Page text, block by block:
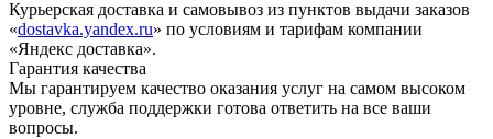
Курьерская доставка и самовывоз из пунктов выдачи заказов
«dostavka.yandex.ru» по условиям и тарифам компании
«Яндекс доставка».
Гарантия качества
Мы гарантируем качество оказания услуг на самом высоком
уровне, служба поддержки готова ответить на все ваши
вопросы.